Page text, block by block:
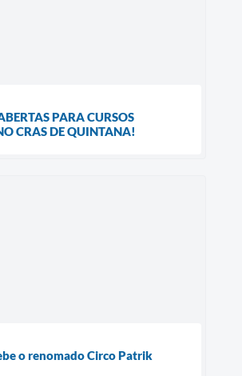
PARA CURSOS
CRAS DE QUINTANA!
o renomado Circo Patrik